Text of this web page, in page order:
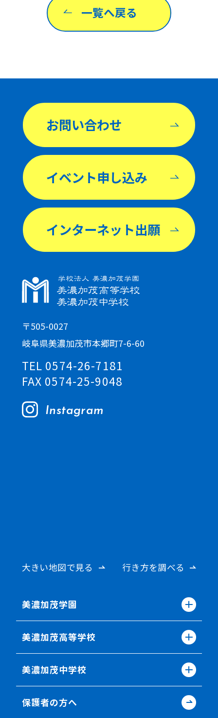
一覧へ戻る
お問い合わせ
イベント申し込み
インターネット出願
〒505-0027
岐阜県美濃加茂市本郷町7-6-60
TEL 0574-26-7181
FAX 0574-25-9048
Instagram
大きい地図で見る 行き方を調べる
美濃加茂学園
美濃加茂高等学校
美濃加茂中学校
保護者の方へ